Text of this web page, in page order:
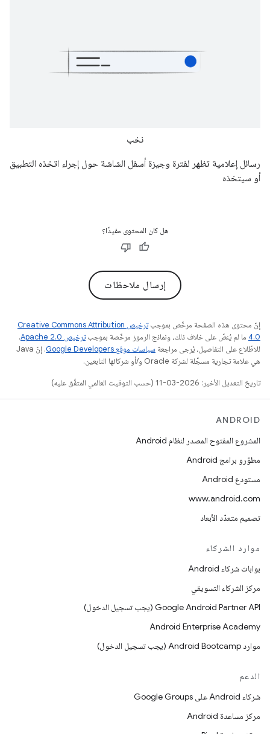
نخب
رسائل إعلامية تظهر لفترة وجيزة أسفل الشاشة حول إجراء اتخذه التطبيق
أو سيتخذه
هل كان المحتوى مفيدًا؟
إرسال ملاحظات
إنّ محتوى هذه الصفحة مرخّص بموجب
ترخيص Creative Commons Attribution
4.0‏ ما لم يُنصّ على خلاف ذلك، ونماذج الرموز مرخّصة بموجبترخيص Apache 2.0‏
.
للاطّلاع على التفاصيل، يُرجى مراجعة سياسات موقع Google Developers‏
. إنّ Java
هي علامة تجارية مسجَّلة لشركة Oracle و/أو شركائها التابعين.
تاريخ التعديل الأخير: 2026-03-11 (حسب التوقيت العالمي المتفَّق عليه)
ANDROID
المشروع المفتوح المصدر لنظام Android
مطوّرو برامج Android
مستودع Android
www.android.com
تصميم متعدّد الأبعاد
موارد الشركاء
بوابات شركاء Android
مركز الشركاء التسويقي
‫Google Android Partner API (يجب تسجيل الدخول)
Android Enterprise Academy
موارد Android Bootcamp (يجب تسجيل الدخول)
الدعم
شركاء Android على Google Groups
مركز مساعدة Android